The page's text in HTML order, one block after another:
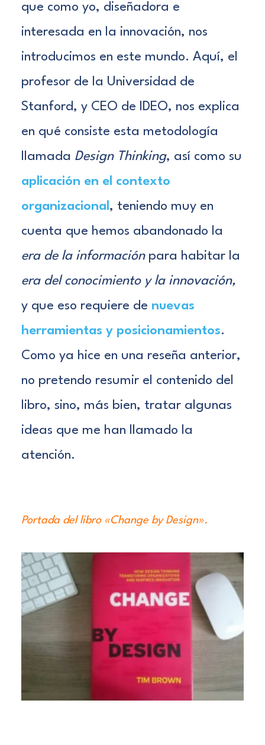
que como yo, diseñadora e
interesada en la innovación, nos
introducimos en este mundo. Aquí, el
profesor de la Universidad de
Stanford, y CEO de
IDEO, nos explica
en qué consiste esta metodología
llamada Design Thinking, así como su
aplicación en el contexto
organizacional , teniendo muy en
cuenta que hemos abandonado la
era de la informaciónpara habitar la
era del conocimiento y la innovación,
y que eso requiere de nuevas
herramientas y posicionamientos.
Como ya hice en una reseña anterior,
no pretendo resumir el contenido del
libro, sino, más bien, tratar algunas
ideas que me han llamado la
atención.
Portada del libro «Change by Design».